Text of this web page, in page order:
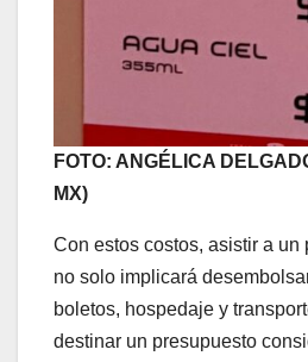
FOTO: ANGÉLICA
MX)
Con estos costos, asistir a un
no solo implicará
boletos, hospedaje y
destinar un presupuesto